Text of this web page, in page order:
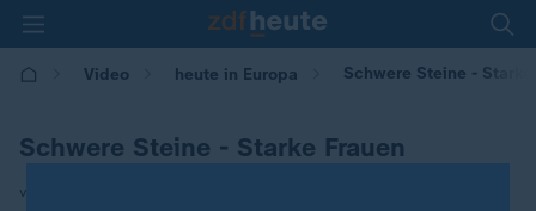
Video heute in Europa Schwere Steine - Starke
Schwere Steine - Starke Frauen
von Linda Kierstan